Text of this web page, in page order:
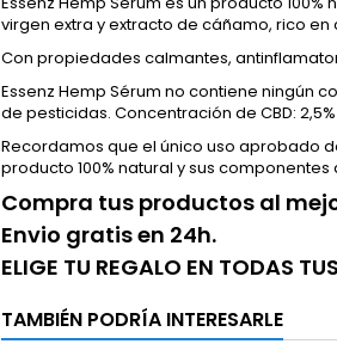
virgen extra y extracto de cáñamo, rico
Con propiedades calmantes,
Essenz Hemp Sérum no contiene ningún
de pesticidas. Concentración de CBD:
Recordamos que el único uso aprobado
producto 100% natural y sus
Compra tus productos al
Envio gratis en 24h.
ELIGE TU REGALO EN TODAS
TAMBIÉN PODRÍA INTERESARLE